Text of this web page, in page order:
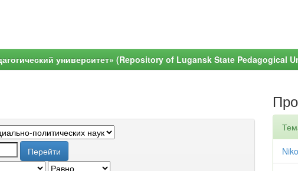
университет» (Repository of Lugansk State Pedagogical